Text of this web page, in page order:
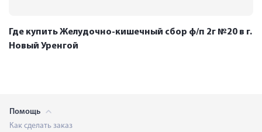
Где купить Желудочно-кишечный сбор ф/п 2г №20 в г.
Новый Уренгой
Помощь
Как сделать заказ